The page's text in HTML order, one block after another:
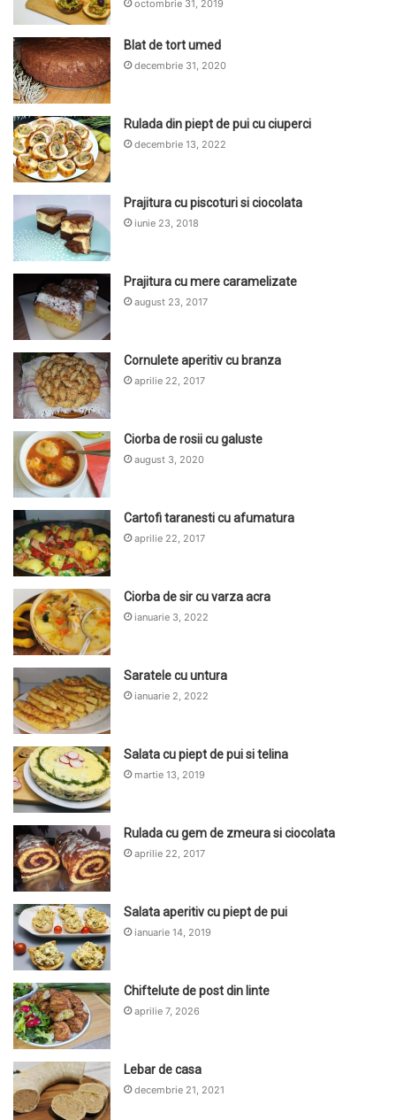
octombrie 31, 2019
Blat de tort umed
decembrie 31, 2020
Rulada din piept de pui cu ciuperci
decembrie 13, 2022
Prajitura cu piscoturi si ciocolata
iunie 23, 2018
Prajitura cu mere caramelizate
august 23, 2017
Cornulete aperitiv cu branza
aprilie 22, 2017
Ciorba de rosii cu galuste
august 3, 2020
Cartofi taranesti cu afumatura
aprilie 22, 2017
Ciorba de sir cu varza acra
ianuarie 3, 2022
Saratele cu untura
ianuarie 2, 2022
Salata cu piept de pui si telina
martie 13, 2019
Rulada cu gem de zmeura si ciocolata
aprilie 22, 2017
Salata aperitiv cu piept de pui
ianuarie 14, 2019
Chiftelute de post din linte
aprilie 7, 2026
Lebar de casa
decembrie 21, 2021